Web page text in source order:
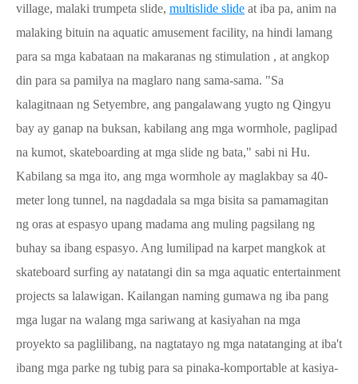
village, malaki trumpeta slide, multislide slide at iba pa, anim na
malaking bituin na aquatic amusement facility, na hindi lamang
para sa mga kabataan na makaranas ng stimulation , at angkop
din para sa pamilya na maglaro nang sama-sama. "Sa
kalagitnaan ng Setyembre, ang pangalawang yugto ng Qingyu
bay ay ganap na buksan, kabilang ang mga wormhole, paglipad
na kumot, skateboarding at mga slide ng bata," sabi ni Hu.
Kabilang sa mga ito, ang mga wormhole ay maglakbay sa 40-
meter long tunnel, na nagdadala sa mga bisita sa pamamagitan
ng oras at espasyo upang madama ang muling pagsilang ng
buhay sa ibang espasyo. Ang lumilipad na karpet mangkok at
skateboard surfing ay natatangi din sa mga aquatic entertainment
projects sa lalawigan. Kailangan naming gumawa ng iba pang
mga lugar na walang mga sariwang at kasiyahan na mga
proyekto sa paglilibang, na nagtatayo ng mga natatanging at iba't
ibang mga parke ng tubig para sa pinaka-komportable at kasiya-